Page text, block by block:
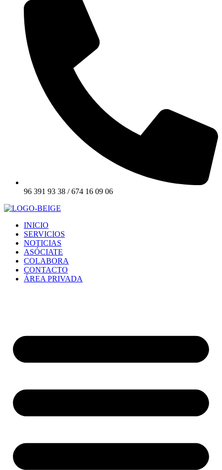
96 391 93 38 / 674 16 09 06
INICIO
SERVICIOS
NOTICIAS
ASÓCIATE
COLABORA
CONTACTO
ÁREA PRIVADA